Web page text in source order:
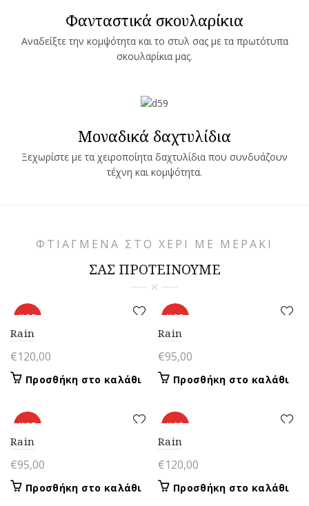
Φανταστικά σκουλαρίκια
Αναδείξτε την κομψότητα και το στυλ σας με τα πρωτότυπα
σκουλαρίκια μας.
Μοναδικά δαχτυλίδια
Ξεχωρίστε με τα χειροποίητα δαχτυλίδια που συνδυάζουν
τέχνη και κομψότητα.
ΦΤΙΑΓΜΕΝΑ ΣΤΟ ΧΕΡΙ ΜΕ ΜΕΡΑΚΙ
ΣΑΣ ΠΡΟΤΕΙΝΟΥΜΕ
HOT
Rain
€120,00
Προσθήκη στο καλάθι
HOT
Rain
€95,00
Προσθήκη στο καλάθι
HOT
Rain
€95,00
Προσθήκη στο καλάθι
HOT
Rain
€120,00
Προσθήκη στο καλάθι